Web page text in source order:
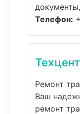
Телефон:
Ремонт
Ваш
ремонт